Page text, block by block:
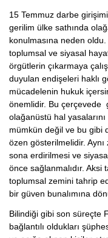
15 Temmuz darbe
gerilim ülke sathında
konulmasına neden
toplumsal ve siyasal
örgütlerin çıkarmaya
duyulan endişeleri haklı
mücadelenin hukuk
önemlidir. Bu çerçevede
olağanüstü hal
mümkün değil ve bu gibi
özen gösterilmelidir.
sona erdirilmesi ve
önce sağlanmalıdır.
toplumsal zemini tahrip
bir güven bunalımına
Bilindiği gibi son süreçte
bağlantılı oldukları